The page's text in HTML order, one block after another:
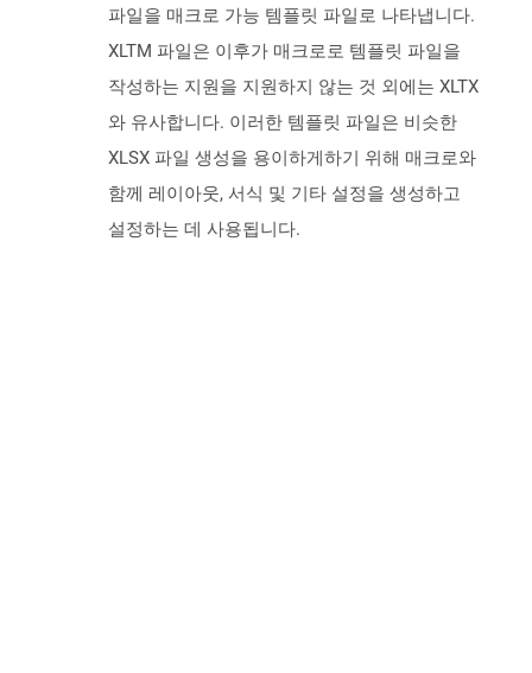
파일을 매크로 가능 템플릿 파일로 나타냅니다.
XLTM 파일은 이후가 매크로로 템플릿 파일을
작성하는 지원을 지원하지 않는 것 외에는 XLTX
와 유사합니다. 이러한 템플릿 파일은 비슷한
XLSX 파일 생성을 용이하게하기 위해 매크로와
함께 레이아웃, 서식 및 기타 설정을 생성하고
설정하는 데 사용됩니다.